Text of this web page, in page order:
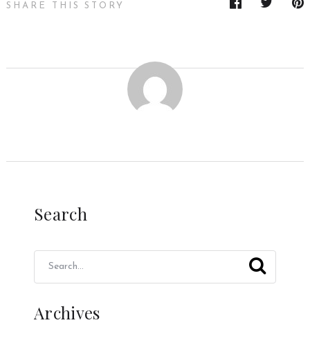
SHARE THIS STORY
Search
Archives